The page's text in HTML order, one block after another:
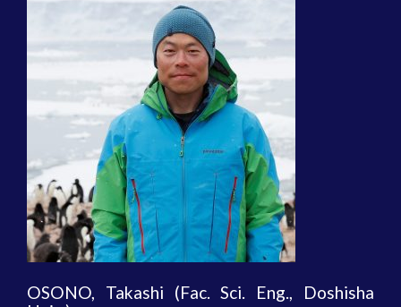
OSONO, Takashi (Fac. Sci. Eng., Doshisha